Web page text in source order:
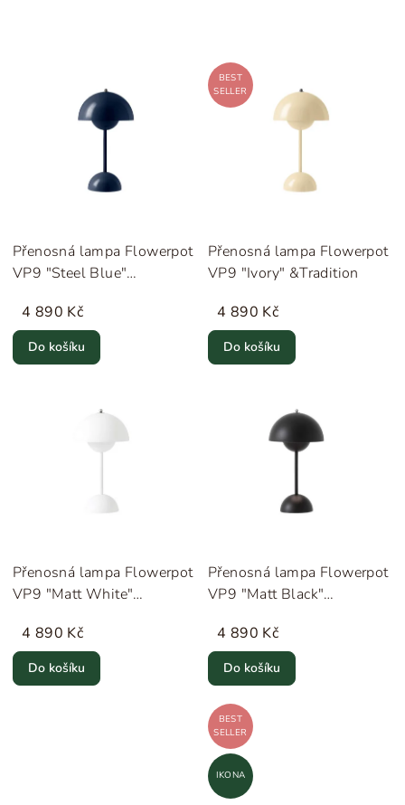
Přenosná lampa Flowerpot
VP9 "Steel Blue"
4 890 Kč
Do košíku
BEST
SELLER
Přenosná lampa Flowerpot
VP9 "Ivory" &Tradition
4 890 Kč
Do košíku
Přenosná lampa Flowerpot
VP9 "Matt White"
4 890 Kč
Do košíku
Přenosná lampa Flowerpot
VP9 "Matt Black"
4 890 Kč
Do košíku
BEST
SELLER
IKONA